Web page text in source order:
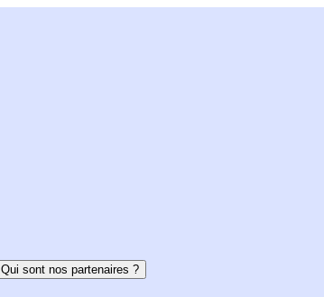
Qui sont nos partenaires ?